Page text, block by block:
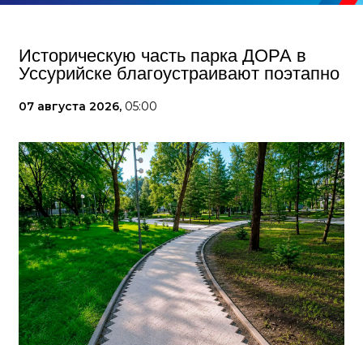
Историческую часть парка ДОРА в
Уссурийске благоустраивают поэтапно
07 августа 2026, 05:00